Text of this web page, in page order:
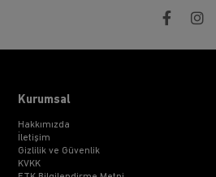
Kurumsal
Hakkımızda
İletişim
Gizlilik ve Güvenlik
KVKK